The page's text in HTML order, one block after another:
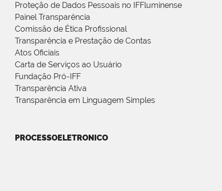
Proteção de Dados Pessoais no IFFluminense
Painel Transparência
Comissão de Ética Profissional
Transparência e Prestação de Contas
Atos Oficiais
Carta de Serviços ao Usuário
Fundação Pró-IFF
Transparência Ativa
Transparência em Linguagem Simples
PROCESSOELETRONICO